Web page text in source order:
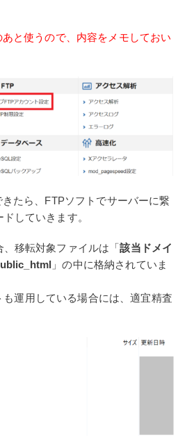
と使うので、内容をメモしておい
たら、FTPソフトでサーバーに繋
していきます。
移転対象ファイルは「該当ドメイ
」の中に格納されていま
運用している場合には、適宜精査